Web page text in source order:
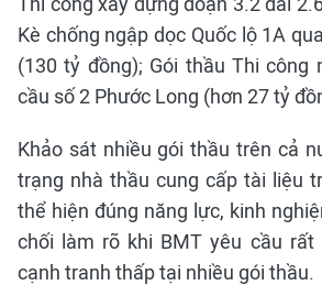
Kè chống ngập dọc Quốc lộ 1A
(130 tỷ đồng); Gói thầu Thi công
cầu số 2 Phước Long (hơn 27 tỷ
Khảo sát nhiều gói thầu trên cả
trạng nhà thầu cung cấp tài liệu
thể hiện đúng năng lực, kinh
chối làm rõ khi BMT yêu cầu rất
cạnh tranh thấp tại nhiều gói thầu.